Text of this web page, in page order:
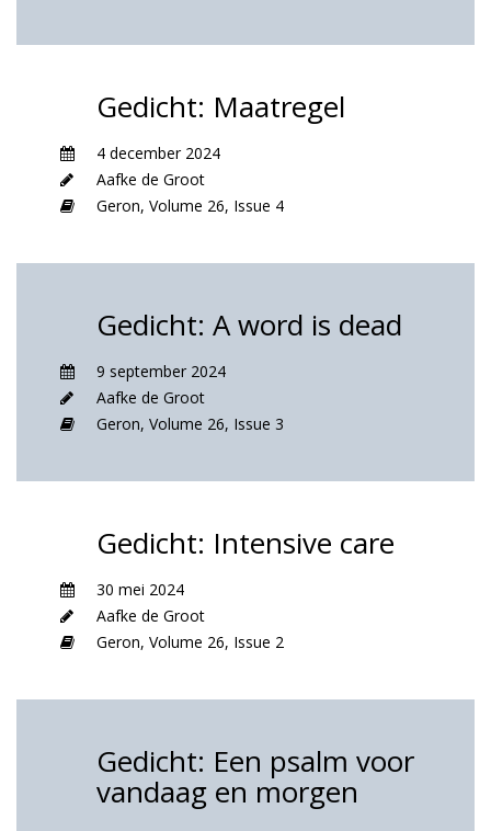
Gedicht: Maatregel
4 december 2024
Aafke de Groot
Geron, Volume 26, Issue 4
Gedicht: A word is dead
9 september 2024
Aafke de Groot
Geron, Volume 26, Issue 3
Gedicht: Intensive care
30 mei 2024
Aafke de Groot
Geron, Volume 26, Issue 2
Gedicht: Een psalm voor
vandaag en morgen